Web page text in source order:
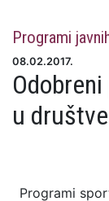
Programi
08.02.2017.
u
Programi